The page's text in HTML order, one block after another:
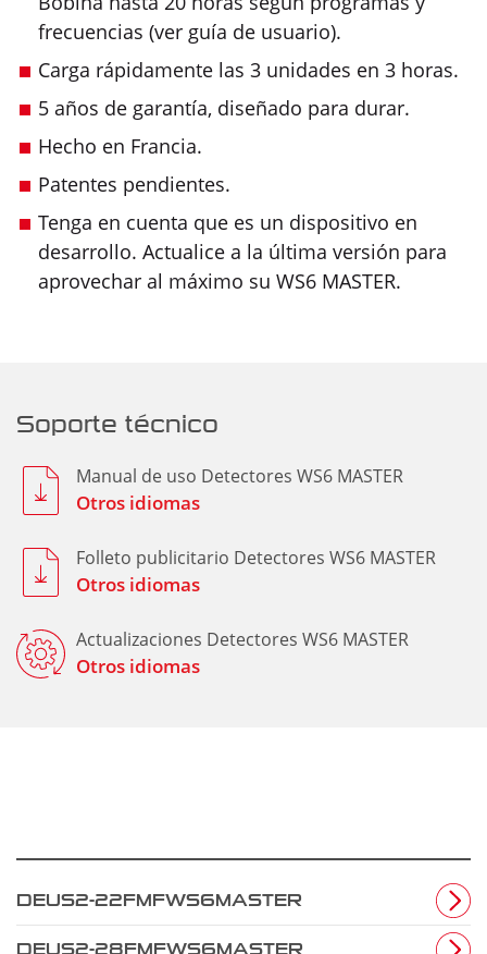
frecuencias (ver guía de usuario).
Carga rápidamente las 3 unidades en 3 horas.
5 años de garantía, diseñado para durar.
Hecho en Francia.
Patentes pendientes.
Tenga en cuenta que es un dispositivo en
desarrollo. Actualice a la última versión para
aprovechar al máximo su WS6 MASTER.
Soporte técnico
Manual de uso Detectores WS6 MASTER
Otros idiomas
Folleto publicitario Detectores WS6 MASTER
Otros idiomas
Actualizaciones Detectores WS6 MASTER
Otros idiomas
DEUS2-22FMFWS6MASTER
DEUS2-28FMFWS6MASTER